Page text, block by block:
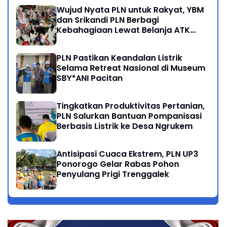
Wujud Nyata PLN untuk Rakyat, YBM
dan Srikandi PLN Berbagi
Kebahagiaan Lewat Belanja ATK
PLN Pastikan Keandalan Listrik
Selama Retreat Nasional di Museum
SBY*ANI Pacitan
Tingkatkan Produktivitas Pertanian,
PLN Salurkan Bantuan Pompanisasi
Berbasis Listrik ke Desa Ngrukem
Antisipasi Cuaca Ekstrem, PLN UP3
Ponorogo Gelar Rabas Pohon
Penyulang Prigi Trenggalek